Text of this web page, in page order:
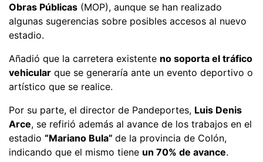
Obras Públicas (MOP), aunque se han realizado
algunas sugerencias sobre posibles accesos al nuevo
estadio.
Añadió que la carretera existente no soporta el tráfico
vehicular que se generaría ante un evento deportivo o
artístico que se realice.
Por su parte, el director de Pandeportes, Luis Denis
Arce, se refirió además al avance de los trabajos en el
estadio “Mariano Bula” de la provincia de Colón,
indicando que el mismo tiene un 70% de avance.